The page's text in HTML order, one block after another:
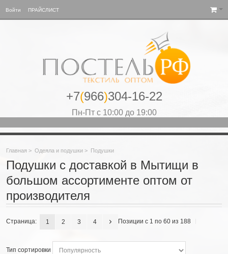
Войти ПРАЙСЛИСТ
+7(966)304-16-22
Пн-Пт с 10:00 до 19:00
Главная > Одеяла и подушки > Подушки
Подушки с доставкой в Мытищи в
большом ассортименте оптом от
производителя
Позиции с 1 по 60 из 188
Страница: 1 2 3 4
Тип сортировки